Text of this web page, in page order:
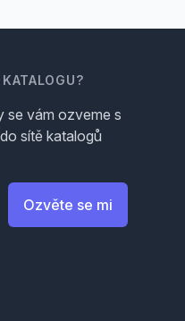
se vám ozveme s
sítě katalogů
Ozvěte se mi